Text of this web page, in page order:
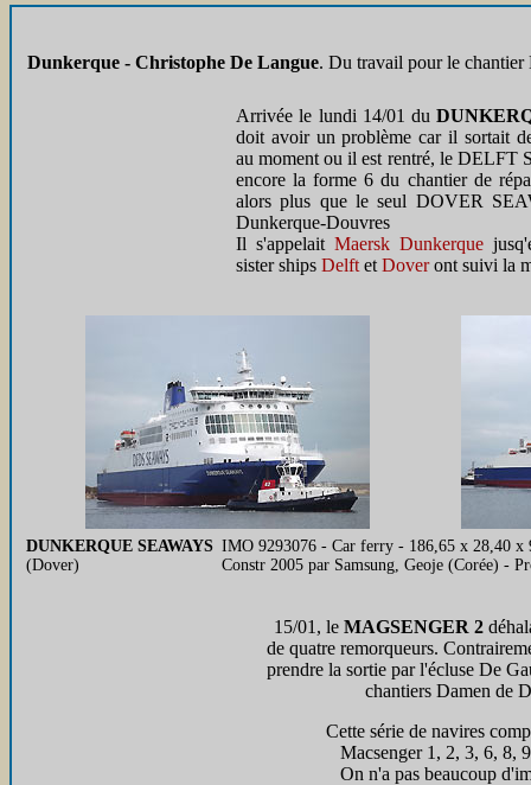
Dunkerque - Christophe De Langue. Du travail pour le chantier
Arrivée le lundi 14/01 du
doit avoir un problème car il sortait
au moment ou il est rentré, le DELFT
encore la forme 6 du chantier de
alors plus que le seul DOVER
Dunkerque-Douvres
Il s'appelait Maersk Dunkerque
sister ships Delft et Doveront suivi la
DUNKERQUE SEAWAYS
(Dover)
IMO 9293076 - Car ferry - 186,65 x 28,40
Constr 2005 par Samsung, Geoje (Corée) -
15/01, le MAGSENGER 2
de quatre remorqueurs.
prendre la sortie par l'écluse De
chantiers Damen de
Cette série de navires
Macsenger 1, 2, 3, 6, 8,
On n'a pas beaucoup